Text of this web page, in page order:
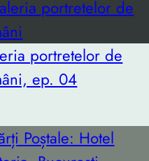
portretelor de
ep. 04